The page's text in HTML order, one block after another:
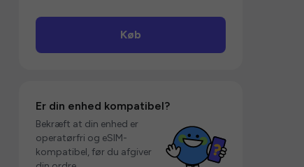
Køb
Er din enhed kompatibel?
Bekræft at din enhed er
operatørfri og eSIM-
kompatibel, før du afgiver